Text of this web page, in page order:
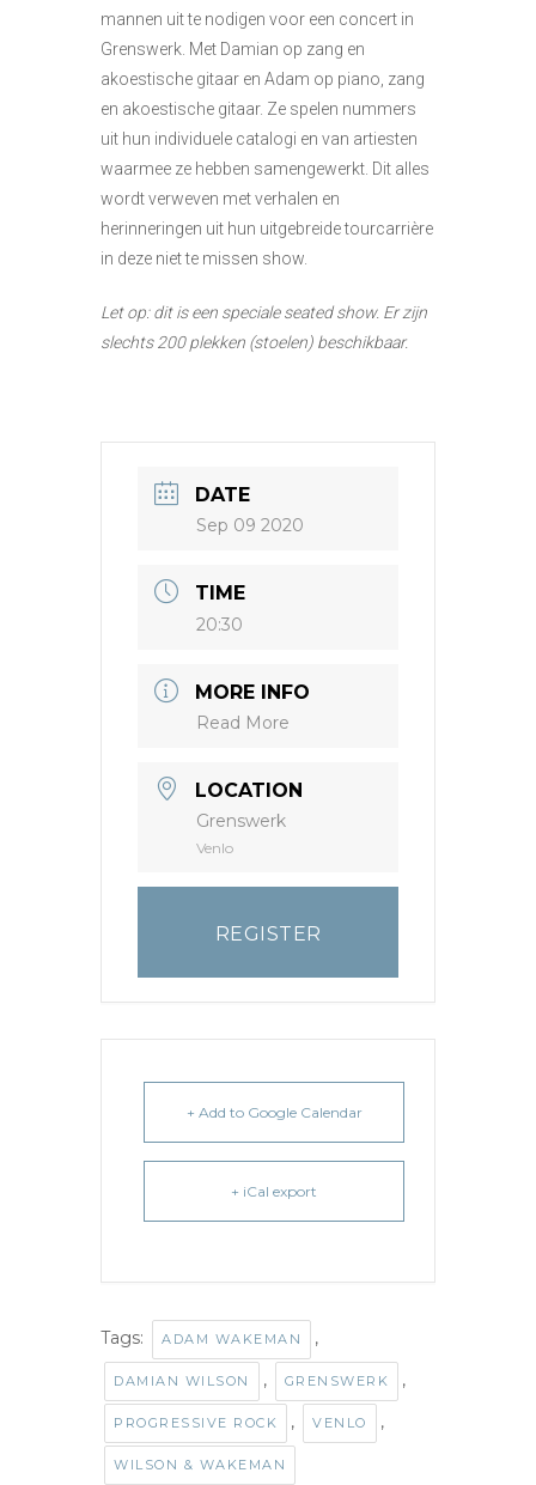
mannen uit te nodigen voor een concert in
Grenswerk. Met Damian op zang en
akoestische gitaar en Adam op piano, zang
en akoestische gitaar. Ze spelen nummers
uit hun individuele catalogi en van artiesten
waarmee ze hebben samengewerkt. Dit alles
wordt verweven met verhalen en
herinneringen uit hun uitgebreide tourcarrière
in deze niet te missen show.
Let op: dit is een speciale seated show. Er zijn
slechts 200 plekken (stoelen) beschikbaar.
DATE
Sep 09 2020
TIME
20:30
MORE INFO
Read More
LOCATION
Grenswerk
Venlo
REGISTER
+ Add to Google Calendar
+ iCal export
Tags: ADAM WAKEMAN ,
DAMIAN WILSON , GRENSWERK ,
PROGRESSIVE ROCK , VENLO ,
WILSON & WAKEMAN